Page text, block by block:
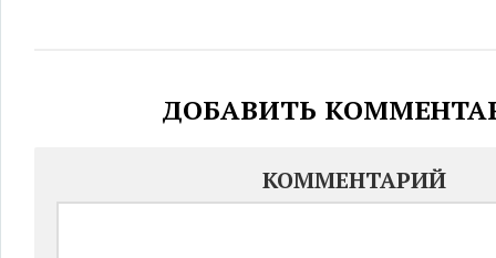
ДОБАВИТЬ
КОММЕНТАРИЙ